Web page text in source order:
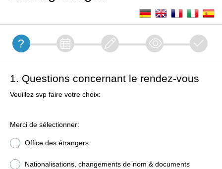
1. Questions concernant le rendez-vous
Veuillez svp faire votre choix:
Merci de sélectionner:
Office des étrangers
Nationalisations, changements de nom & documents